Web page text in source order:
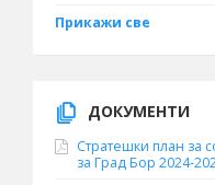
Прикажи све
ДОКУМЕНТИ
Стратешки план за
за Град Бор 2024-